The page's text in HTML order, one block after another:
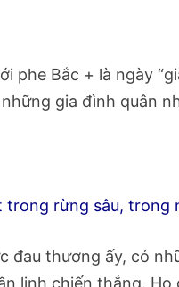
phe Bắc + là ngày
gia đình quân
trong rừng sâu,
đau thương ấy, có
linh chiến thắng.